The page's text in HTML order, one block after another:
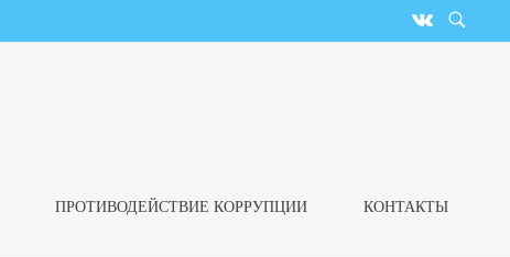
ПРОТИВОДЕЙСТВИЕ КОРРУПЦИИ КОНТАКТЫ